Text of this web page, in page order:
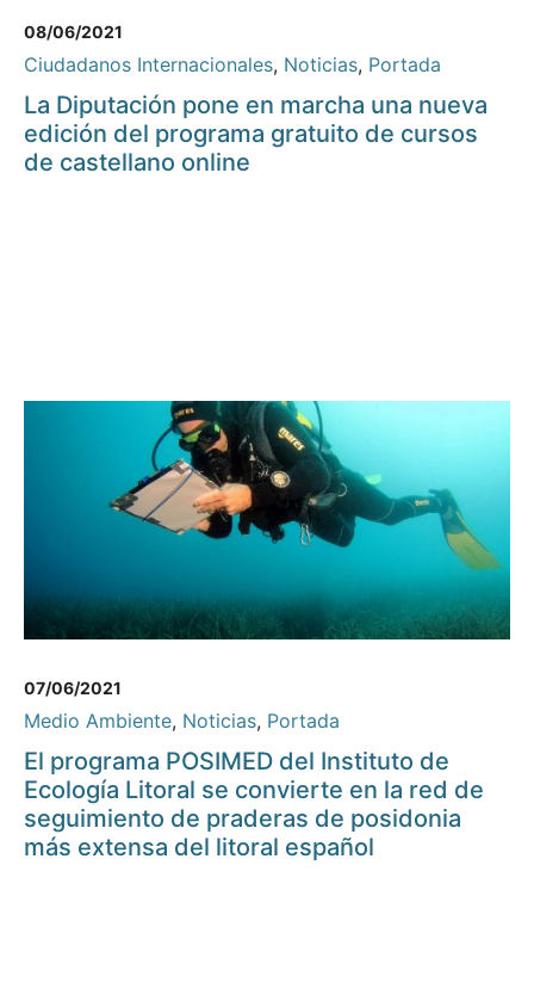
08/06/2021
Ciudadanos Internacionales, Noticias, Portada
La Diputación pone en marcha una nueva
edición del programa gratuito de cursos
de castellano online
07/06/2021
Medio Ambiente, Noticias, Portada
El programa POSIMED del Instituto de
Ecología Litoral se convierte en la red de
seguimiento de praderas de posidonia
más extensa del litoral español